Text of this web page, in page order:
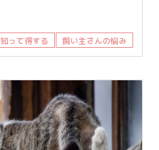
知って得する 飼い主さんの悩み